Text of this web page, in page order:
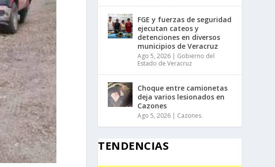
FGE y fuerzas de seguridad
ejecutan cateos y
detenciones en diversos
municipios de Veracruz
Ago 5, 2026 | Gobierno del
Estado de Veracruz
Choque entre camionetas
deja varios lesionados en
Cazones
Ago 5, 2026 | Cazones
TENDENCIAS